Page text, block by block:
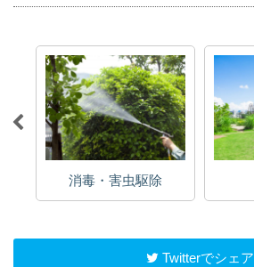
消毒・害虫駆除
Twitterでシェア